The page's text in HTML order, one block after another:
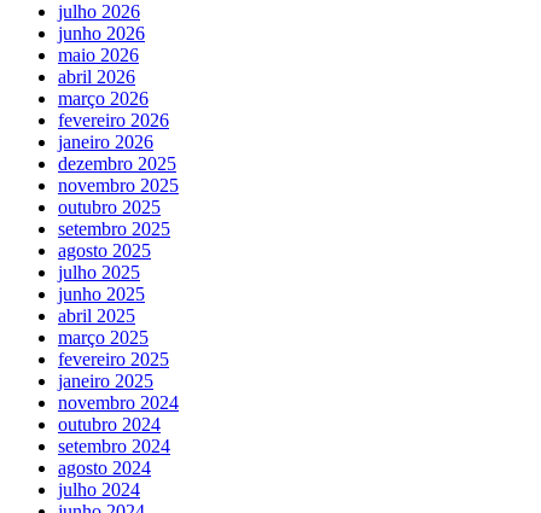
julho 2026
junho 2026
maio 2026
abril 2026
março 2026
fevereiro 2026
janeiro 2026
dezembro 2025
novembro 2025
outubro 2025
setembro 2025
agosto 2025
julho 2025
junho 2025
abril 2025
março 2025
fevereiro 2025
janeiro 2025
novembro 2024
outubro 2024
setembro 2024
agosto 2024
julho 2024